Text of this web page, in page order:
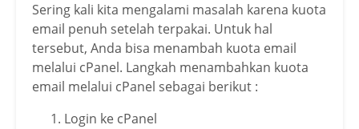
Sering kali kita mengalami masalah karena kuota
email penuh setelah terpakai. Untuk hal
tersebut, Anda bisa menambah kuota email
melalui cPanel. Langkah menambahkan kuota
email melalui cPanel sebagai berikut :
Login ke cPanel